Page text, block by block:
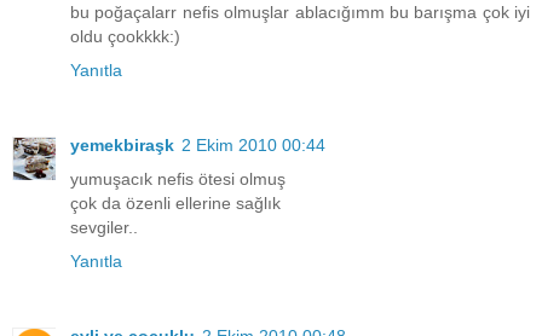
bu poğaçalarr nefis olmuşlar ablacığımm bu barışma çok iyi
oldu çookkkk:)
Yanıtla
yemekbiraşk 2 Ekim 2010 00:44
yumuşacık nefis ötesi olmuş
çok da özenli ellerine sağlık
sevgiler..
Yanıtla